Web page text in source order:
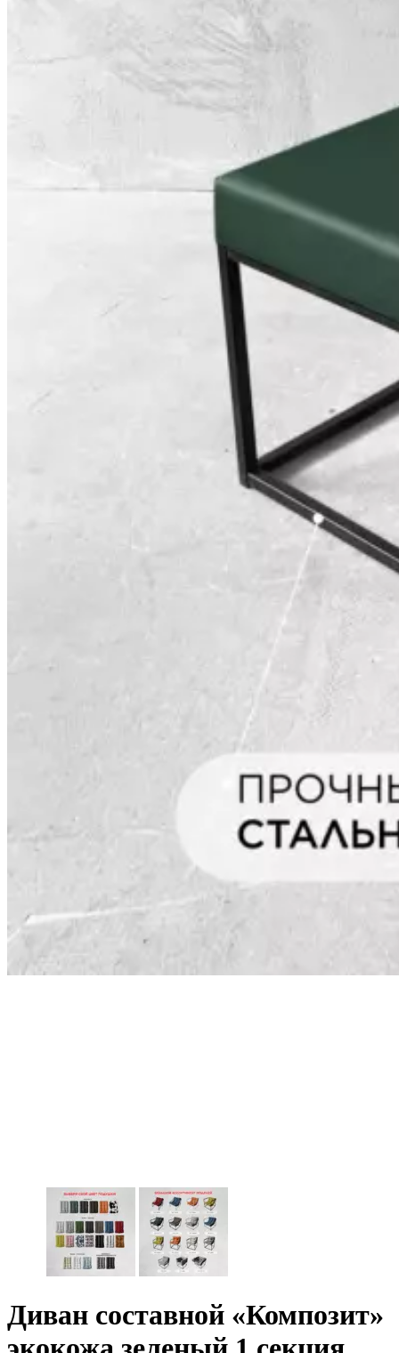
Диван составной «Композит»